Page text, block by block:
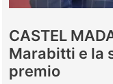
di
euro
CASTEL
Marabitti e la
premio